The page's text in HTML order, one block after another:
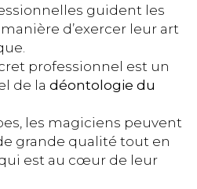
guident les
d’exercer leur art
professionnel est un
de la déontologie du
les magiciens peuvent
grande qualité tout en
est au cœur de leur